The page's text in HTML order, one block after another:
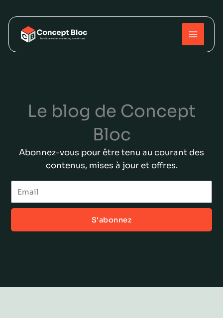
au
contenu
Le blog de Concept
Bloc
Abonnez-vous pour être tenu au courant des
contenus, mises à jour et offres.
S'abonnez